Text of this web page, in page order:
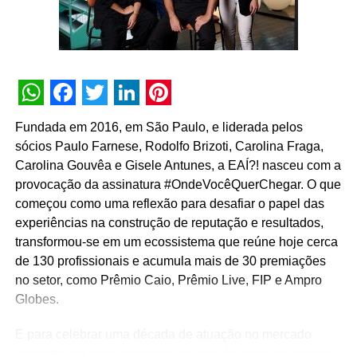
O último dia de evento contou com participação da Bosch
300m2 . A rede Bosch Service é considerada a maior de
pela convenção do Brasil é o Automotive After Market
(Bosch AA), maior produtor de peças de reparação
automotiva do mundo. Dois gigantes que a Renase
Eventos tem o maior orgulho de cuidar em terras
brasileiras.
A SEGUIR
um.a completa 27 anos celebrando resultados
WhatsApp
Facebook
Twitter
LinkedIn
Pinterest
Fundada em 2016, em São Paulo, e liderada pelos
sócios Paulo Farnese, Rodolfo Brizoti, Carolina Fraga,
Carolina Gouvêa e Gisele Antunes, a EAÍ?! nasceu com a
provocação da assinatura #OndeVocêQuerChegar. O que
começou como uma reflexão para desafiar o papel das
experiências na construção de reputação e resultados,
transformou-se em um ecossistema que reúne hoje cerca
de 130 profissionais e acumula mais de 30 premiações
no setor, como Prêmio Caio, Prêmio Live, FIP e Ampro
Globes.